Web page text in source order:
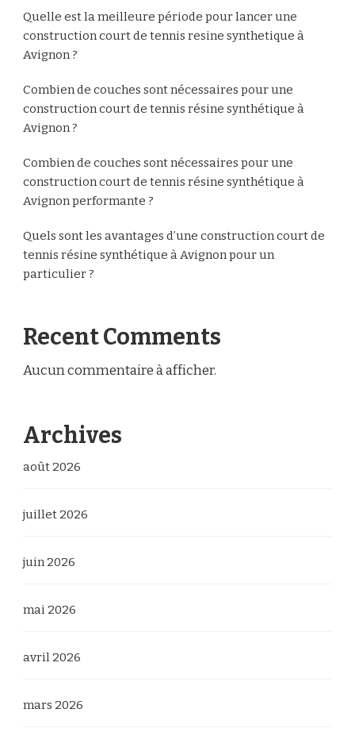
Quelle est la meilleure période pour lancer une
construction court de tennis resine synthetique à
Avignon ?
Combien de couches sont nécessaires pour une
construction court de tennis résine synthétique à
Avignon ?
Combien de couches sont nécessaires pour une
construction court de tennis résine synthétique à
Avignon performante ?
Quels sont les avantages d’une construction court de
tennis résine synthétique à Avignon pour un
particulier ?
Recent Comments
Aucun commentaire à afficher.
Archives
août 2026
juillet 2026
juin 2026
mai 2026
avril 2026
mars 2026